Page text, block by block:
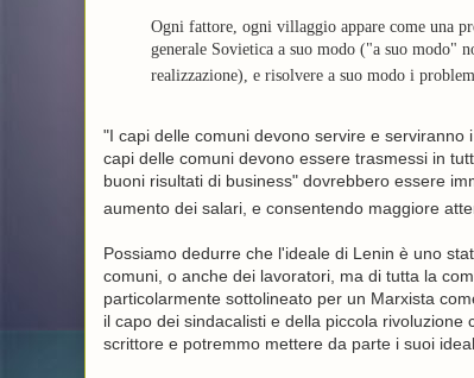
Ogni fattore, ogni villaggio appare come una
generale Sovietica a suo modo ("a suo modo"
realizzazione), e risolvere a suo modo i
"I capi delle comuni devono servire e
capi delle comuni devono essere trasmessi in
buoni risultati di business" dovrebbero essere
aumento dei salari, e consentendo maggiore
Possiamo dedurre che l'ideale di Lenin è uno
comuni, o anche dei lavoratori, ma di tutta la
particolarmente sottolineato per un Marxista
il capo dei sindacalisti e della piccola
scrittore e potremmo mettere da parte i suoi